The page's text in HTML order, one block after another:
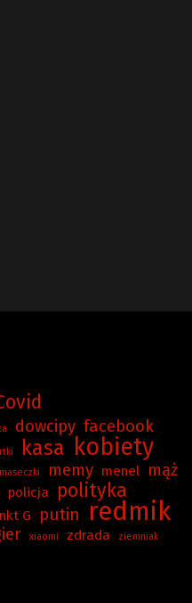
dowcipy facebook
kasa kobiety
maseczki memy menel mąż
policja polityka
G putin redmik
xiaomi zdrada
ziemniak